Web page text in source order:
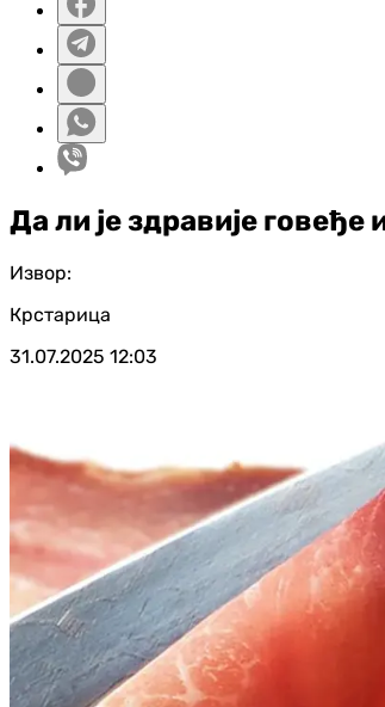
Да ли је здравије
Извор:
Крстарица
31.07.2025 12:03